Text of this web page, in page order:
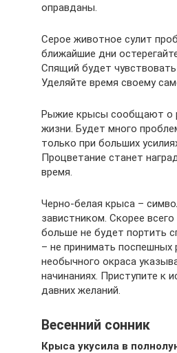
оправданы.
Серое животное сулит
ближайшие дни
Спящий будет
Уделяйте время своему
Рыжие крысы сообщают о
жизни. Будет много
только при больших
Процветание станет
время.
Черно-белая крыса –
завистником. Скорее
больше не будет портить
– не принимать
необычного окраса
начинаниях. Приступите к
давних желаний.
Весенний сонник
Крыса укусила в